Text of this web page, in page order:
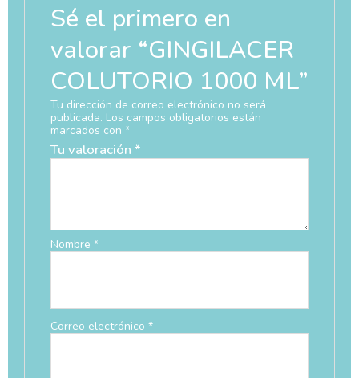
Sé el primero en
valorar “GINGILACER
COLUTORIO 1000 ML”
Tu dirección de correo electrónico no será
publicada. Los campos obligatorios están
marcados con *
Tu valoración *
Nombre *
Correo electrónico *